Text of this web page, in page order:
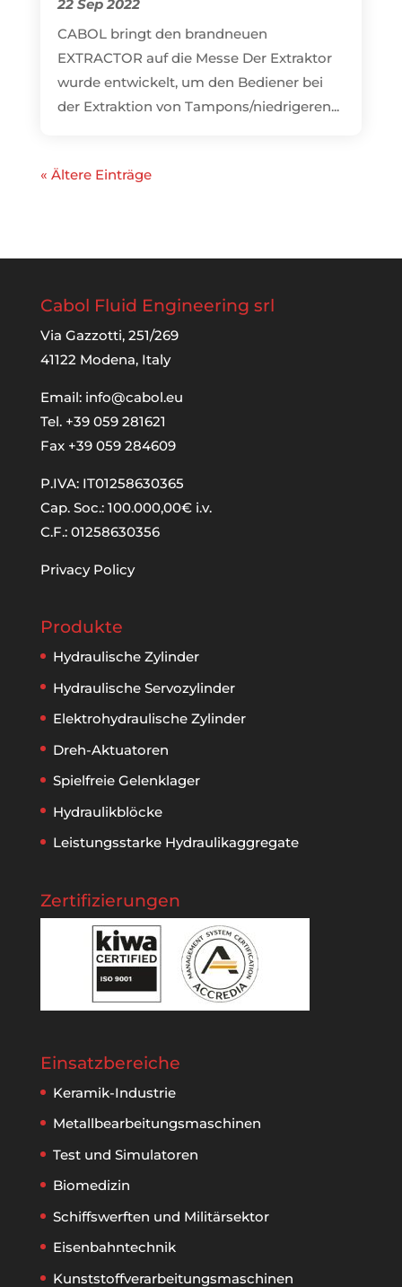
22 Sep 2022
CABOL bringt den brandneuen
EXTRACTOR auf die Messe Der Extraktor
wurde entwickelt, um den Bediener bei
der Extraktion von Tampons/niedrigeren...
« Ältere Einträge
Cabol Fluid Engineering srl
Via Gazzotti, 251/269
41122 Modena, Italy
Email: info@cabol.eu
Tel. +39 059 281621
Fax +39 059 284609
P.IVA: IT01258630365
Cap. Soc.: 100.000,00€ i.v.
C.F.: 01258630356
Privacy Policy
Produkte
Hydraulische Zylinder
Hydraulische Servozylinder
Elektrohydraulische Zylinder
Dreh-Aktuatoren
Spielfreie Gelenklager
Hydraulikblöcke
Leistungsstarke Hydraulikaggregate
Zertifizierungen
Einsatzbereiche
Keramik-Industrie
Metallbear­beitungs­maschinen
Test und Simulatoren
Biomedizin
Schiffswerften und Militärsektor
Eisenbahntechnik
Kunststoff­verarbeitungs­maschinen